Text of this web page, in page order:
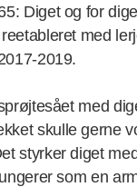
Diget og for
med
2019.
med
skulle gerne
styrker diget
som en